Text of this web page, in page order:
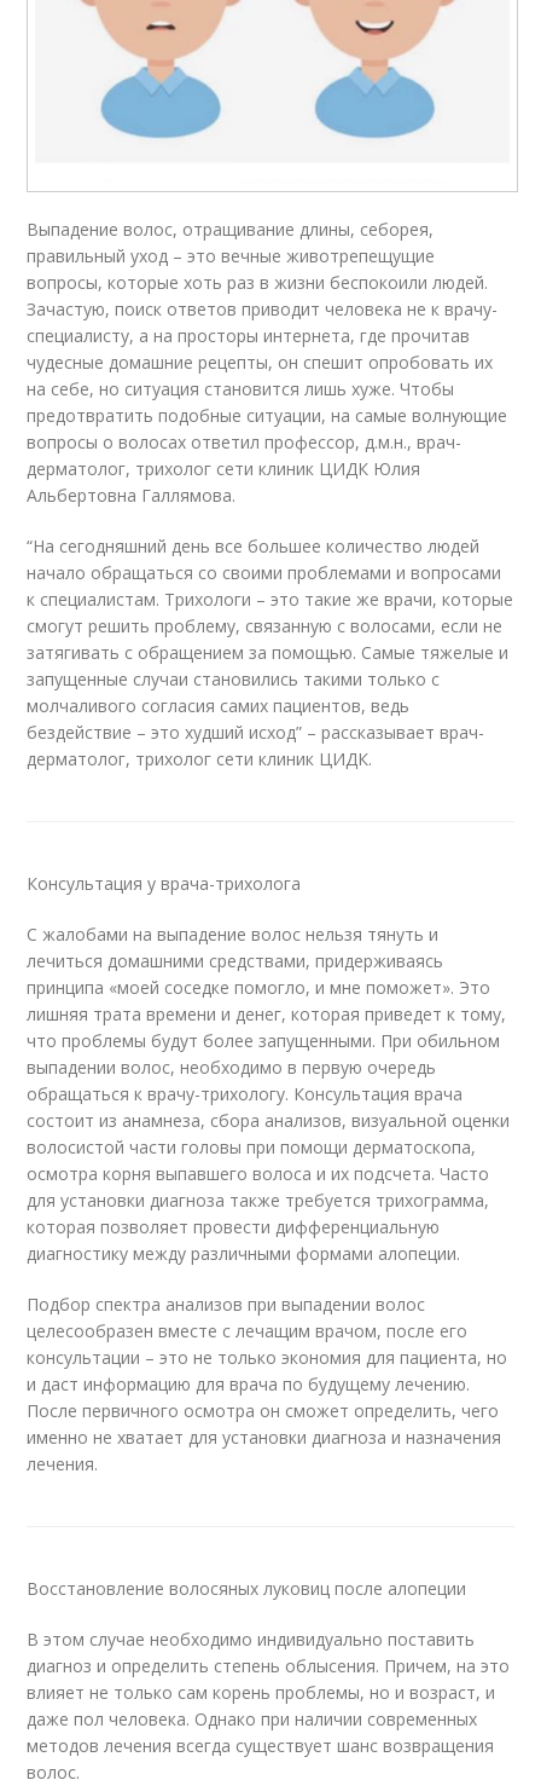
Выпадение волос, отращивание длины, себорея,
правильный уход – это вечные животрепещущие
вопросы, которые хоть раз в жизни беспокоили людей.
Зачастую, поиск ответов приводит человека не к врачу-
специалисту, а на просторы интернета, где прочитав
чудесные домашние рецепты, он спешит опробовать их
на себе, но ситуация становится лишь хуже. Чтобы
предотвратить подобные ситуации, на самые волнующие
вопросы о волосах ответил профессор, д.м.н., врач-
дерматолог, трихолог сети клиник ЦИДК Юлия
Альбертовна Галлямова.
“На сегодняшний день все большее количество людей
начало обращаться со своими проблемами и вопросами
к специалистам. Трихологи – это такие же врачи, которые
смогут решить проблему, связанную с волосами, если не
затягивать с обращением за помощью. Самые тяжелые и
запущенные случаи становились такими только с
молчаливого согласия самих пациентов, ведь
бездействие – это худший исход” – рассказывает врач-
дерматолог, трихолог сети клиник ЦИДК.
Консультация у врача-трихолога
С жалобами на выпадение волос нельзя тянуть и
лечиться домашними средствами, придерживаясь
принципа «моей соседке помогло, и мне поможет». Это
лишняя трата времени и денег, которая приведет к тому,
что проблемы будут более запущенными. При обильном
выпадении волос, необходимо в первую очередь
обращаться к врачу-трихологу. Консультация врача
состоит из анамнеза, сбора анализов, визуальной оценки
волосистой части головы при помощи дерматоскопа,
осмотра корня выпавшего волоса и их подсчета. Часто
для установки диагноза также требуется трихограмма,
которая позволяет провести дифференциальную
диагностику между различными формами алопеции.
Подбор спектра анализов при выпадении волос
целесообразен вместе с лечащим врачом, после его
консультации – это не только экономия для пациента, но
и даст информацию для врача по будущему лечению.
После первичного осмотра он сможет определить, чего
именно не хватает для установки диагноза и назначения
лечения.
Восстановление волосяных луковиц после алопеции
В этом случае необходимо индивидуально поставить
диагноз и определить степень облысения. Причем, на это
влияет не только сам корень проблемы, но и возраст, и
даже пол человека. Однако при наличии современных
методов лечения всегда существует шанс возвращения
волос.